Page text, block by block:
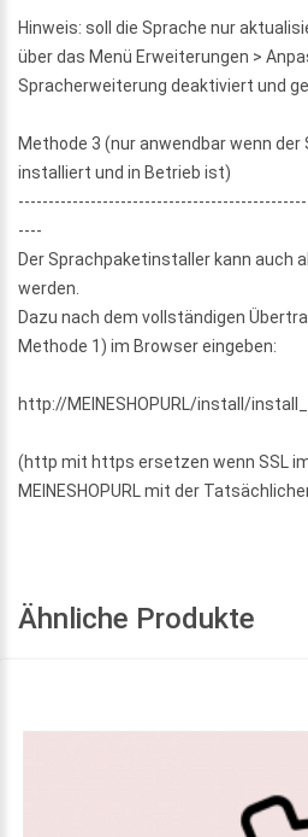
Hinweis: soll die Sprache nur
über das Menü Erweiterungen >
Spracherweiterung deaktiviert und
Methode 3 (nur anwendbar wenn
installiert und in Betrieb ist)
----
Der Sprachpaketinstaller kann auch
werden.
Dazu nach dem vollständigen
Methode 1) im Browser eingeben:
http://MEINESHOPURL/install/
(http mit https ersetzen wenn SSL
MEINESHOPURL mit der
Ähnliche Produkte